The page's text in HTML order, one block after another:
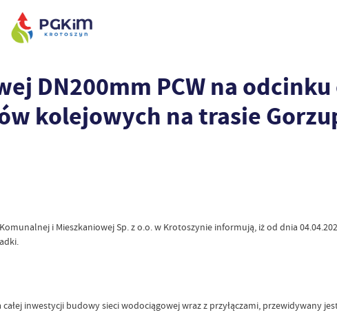
DN200mm PCW na odcinku
kolejowych na trasie
i Mieszkaniowej Sp. z o.o. w Krotoszynie informują, iż od dnia
inwestycji budowy sieci wodociągowej wraz z przyłączami, przewidywany